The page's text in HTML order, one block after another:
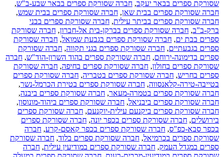
שסורקת ספרים בבאר יעקב, חברה שסורקת ספרים בבאר שבע-ב"ש,
חברה שסורקת ספרים בבית שאן, חברה שסורקת ספרים בבית שמש,
חברה שסורקת ספרים בביתר עילית, חברה שסורקת ספרים בבני
ברק-ב"ב, חברה שסורקת ספרים בברקן-בית אל-חברון, חברה שסורקת
ספרים בבת ים, חברה שסורקת ספרים בגבעת שמואל, חברה שסורקת
ספרים בגבעתיים, חברה שסורקת ספרים בגני תקווה, חברה שסורקת
ספרים בדימונה-ירוחם, חברה שסורקת ספרים בהוד השרון-הוד"ש, חברה
שסורקת ספרים בחולון, חברה שסורקת ספרים בחיפה, חברה שסורקת
ספרים בחריש, חברה שסורקת ספרים בטבריה, חברה שסורקת ספרים
בטייבה-טירה-קלאנסווה, חברה שסורקת ספרים בטירת הכרמל-נשר,
חברה שסורקת ספרים בטמרה-מעאר, חברה שסורקת ספרים ביבנה,
חברה שסורקת ספרים ביבניאל, חברה שסורקת ספרים ביהוד-מונוסון,
חברה שסורקת ספרים ביקנעם עילית-יוקנעם, חברה שסורקת ספרים
בירושלים, חברה שסורקת ספרים בכפר יונה, חברה שסורקת ספרים
בכפר סבא-כפ"ס, חברה שסורקת ספרים בכפר קאסם-קרע, חברה
שסורקת ספרים בכרמיאל, חברה שסורקת ספרים בלוד, חברה שסורקת
ספרים במגדל העמק, חברה שסורקת ספרים במודיעין עילית, חברה